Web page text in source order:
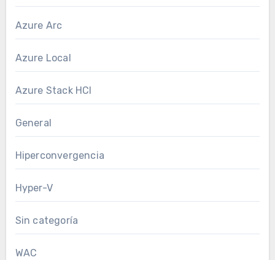
Azure Arc
Azure Local
Azure Stack HCI
General
Hiperconvergencia
Hyper-V
Sin categoría
WAC